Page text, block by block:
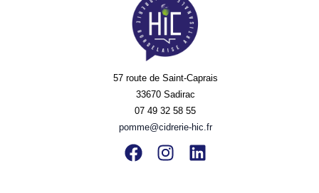
57 route de Saint-Caprais
33670 Sadirac
07 49 32 58 55
pomme@cidrerie-hic.fr